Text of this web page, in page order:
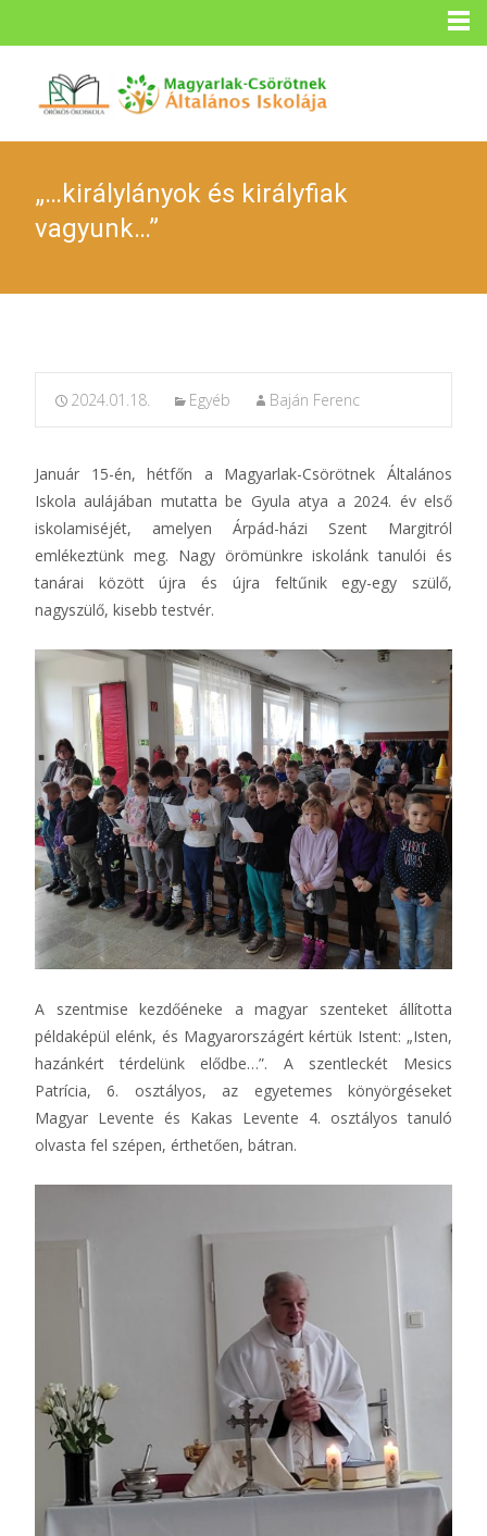
„…királylányok és királyfiak
vagyunk…”
2024.01.18. Egyéb Baján Ferenc
Január 15-én, hétfőn a Magyarlak-Csörötnek Általános
Iskola aulájában mutatta be Gyula atya a 2024. év első
iskolamiséjét, amelyen Árpád-házi Szent Margitról
emlékeztünk meg. Nagy örömünkre iskolánk tanulói és
tanárai között újra és újra feltűnik egy-egy szülő,
nagyszülő, kisebb testvér.
A szentmise kezdőéneke a magyar szenteket állította
példaképül elénk, és Magyarországért kértük Istent: „Isten,
hazánkért térdelünk elődbe…”. A szentleckét Mesics
Patrícia, 6. osztályos, az egyetemes könyörgéseket
Magyar Levente és Kakas Levente 4. osztályos tanuló
olvasta fel szépen, érthetően, bátran.